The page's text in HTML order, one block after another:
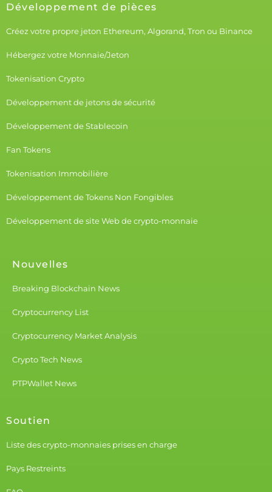
Développement de pièces
Créez votre propre jeton Ethereum, Algorand, Tron ou Binance
Hébergez votre Monnaie/Jeton
Tokenisation Crypto
Développement de jetons de sécurité
Développement de Stablecoin
Fan Tokens
Tokenisation Immobilière
Développement de Tokens Non Fongibles
Développement de site Web de crypto-monnaie
Nouvelles
Breaking Blockchain News
Cryptocurrency List
Cryptocurrency Market Analysis
Crypto Tech News
PTPWallet News
Soutien
Liste des crypto-monnaies prises en charge
Pays Restreints